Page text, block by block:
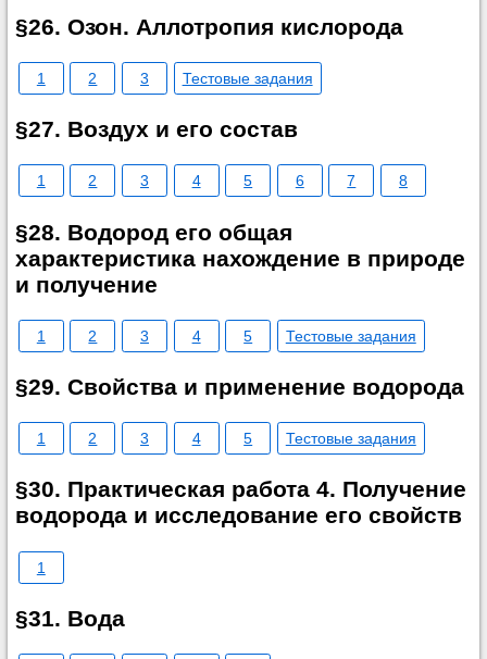
§26. Озон. Аллотропия кислорода
1 2 3 Тестовые задания
§27. Воздух и его состав
1 2 3 4 5 6 7 8
§28. Водород его общая
характеристика нахождение в природе
и получение
1 2 3 4 5 Тестовые задания
§29. Свойства и применение водорода
1 2 3 4 5 Тестовые задания
§30. Практическая работа 4. Получение
водорода и исследование его свойств
1
§31. Вода